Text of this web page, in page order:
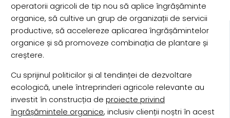
operatorii agricoli de tip nou să aplice îngrășăminte
organice, să cultive un grup de organizații de servicii
productive, să accelereze aplicarea îngrășămintelor
organice și să promoveze combinația de plantare și
creștere.
Cu sprijinul politicilor și al tendinței de dezvoltare
ecologică, unele întreprinderi agricole relevante au
investit în construcția de proiecte privind
îngrășămintele organice, inclusiv clienții noștri în acest